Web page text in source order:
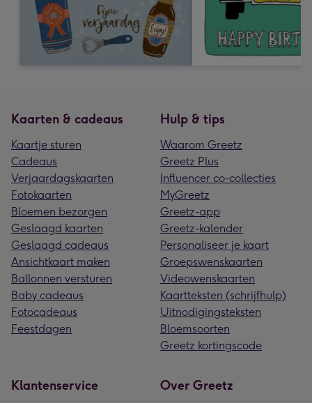
Kaarten & cadeaus
Kaartje sturen
Cadeaus
Verjaardagskaarten
Fotokaarten
Bloemen bezorgen
Geslaagd kaarten
Geslaagd cadeaus
Ansichtkaart maken
Ballonnen versturen
Baby cadeaus
Fotocadeaus
Feestdagen
Hulp & tips
Waarom Greetz
Greetz Plus
Influencer co-collecties
MyGreetz
Greetz-app
Greetz-kalender
Personaliseer je kaart
Groepswenskaarten
Videowenskaarten
Kaartteksten (schrijfhulp)
Uitnodigingsteksten
Bloemsoorten
Greetz kortingscode
Klantenservice Over Greetz